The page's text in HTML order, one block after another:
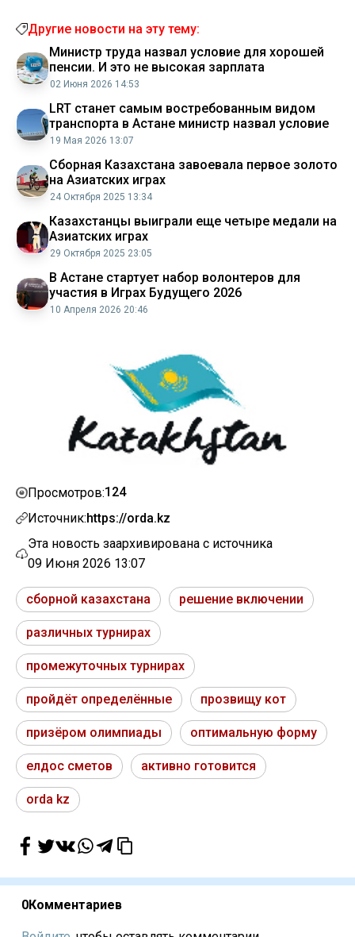
Другие новости на эту тему:
Министр труда назвал условие для хорошей
пенсии. И это не высокая зарплата
02 Июня 2026 14:53
LRT станет самым востребованным видом
транспорта в Астане министр назвал условие
19 Мая 2026 13:07
Сборная Казахстана завоевала первое золото
на Азиатских играх
24 Октября 2025 13:34
Казахстанцы выиграли еще четыре медали на
Азиатских играх
29 Октября 2025 23:05
В Астане стартует набор волонтеров для
участия в Играх Будущего 2026
10 Апреля 2026 20:46
Просмотров:124
Источник:https://orda.kz
Эта новость заархивирована с источника
09 Июня 2026 13:07
сборной казахстана решение включении
различных турнирах
промежуточных турнирах
пройдёт определённые прозвищу кот
призёром олимпиады оптимальную форму
елдос сметов активно готовится
orda kz
0Комментариев